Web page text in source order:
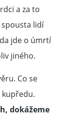
a za to
spousta lidí
jde o úmrtí
jiného.
Co se
kupředu.
dokážeme